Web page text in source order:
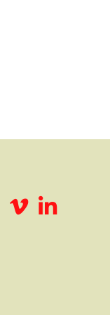
 